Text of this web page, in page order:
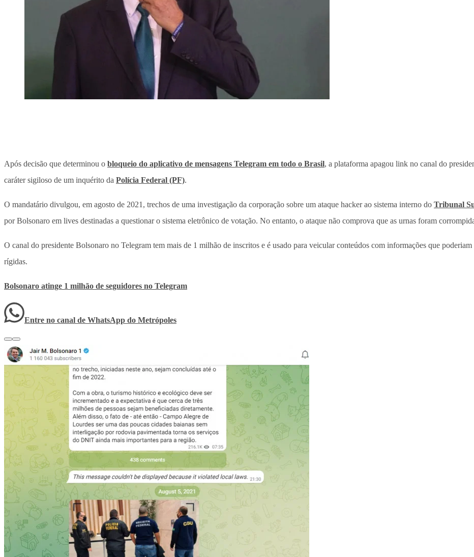
Após decisão que determinou o bloqueio do aplicativo de mensagens Telegram em todo o Brasil, a plataforma apagou link no canal do
caráter sigiloso de um inquérito da Polícia Federal (PF).
O mandatário divulgou, em agosto de 2021, trechos de uma investigação da corporação sobre um ataque hacker ao sistema interno do Tribunal
por Bolsonaro em lives destinadas a questionar o sistema eletrônico de votação. No entanto, o ataque não comprova que as urnas foram
O canal do presidente Bolsonaro no Telegram tem mais de 1 milhão de inscritos e é usado para veicular conteúdos com informações que
rígidas.
Bolsonaro atinge 1 milhão de seguidores no Telegram
Entre no canal de WhatsApp do Metrópoles